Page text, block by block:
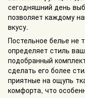
сегодняшний день
позволяет каждому
вкусу.
Постельное белье не
определяет стиль
подобранный
сделать его более
приятные на ощупь
комфорта, что